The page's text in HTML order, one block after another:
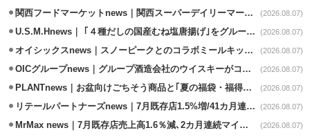
関西フードマーケットnews｜関西スーパーデイリーマート蒲生店8/7改装 (2026.08.07)
U.S.M.Hnews｜ ｢４種だしの国産むね塩唐揚げ｣をグループ610店で共同販促 (2026.08.07)
オイシックスnews｜スノーピークとのコラボミールキット8/13発売 (2026.08.07)
OICグループnews｜グループ酒造会社のウイスキーがコンペティション受賞 (2026.08.07)
PLANTnews｜お盆向けごちそう商品と｢夏の福袋・福得カート｣8/8から開催 (2026.08.07)
リテールパートナーズnews｜7月既存店1.5%増/41カ月連続増 (2026.08.07)
MrMax news｜7月既存店売上高1.6％減､2カ月連続マイナス (2026.08.07)